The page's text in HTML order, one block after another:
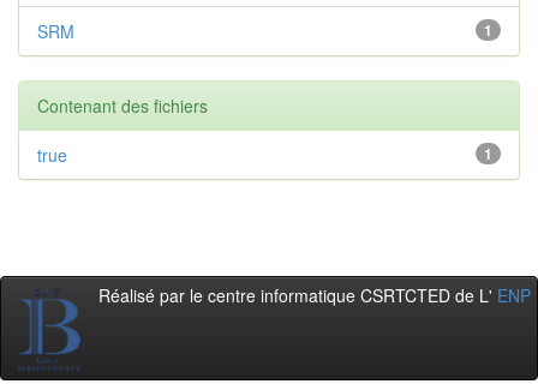
1
SRM
Contenant des fichiers
1
true
Réalisé par le centre informatique CSRTCTED de L' ENP